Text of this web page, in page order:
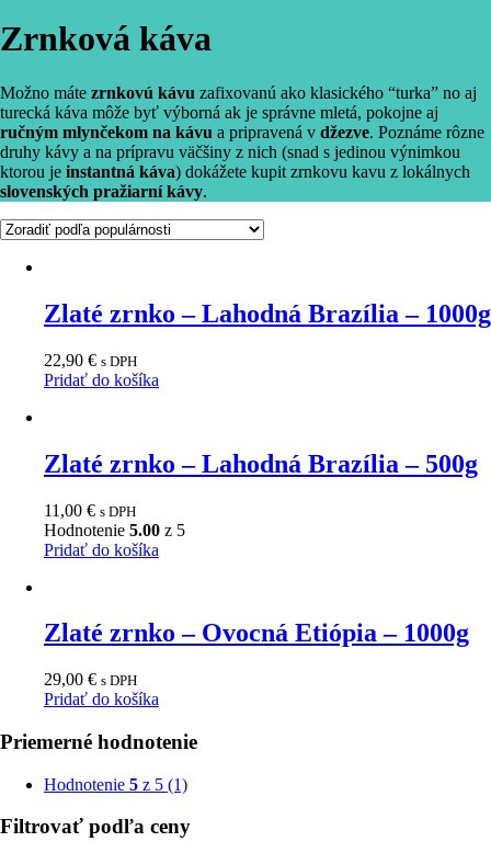
Zrnková káva
Možno máte zrnkovú kávu zafixovanú ako klasického “turka” no aj
turecká káva môže byť výborná ak je správne mletá, pokojne aj
ručným mlynčekom na kávu a pripravená v džezve. Poznáme rôzne
druhy kávy a na prípravu väčšiny z nich (snad s jedinou výnimkou
ktorou je instantná káva) dokážete kupit zrnkovu kavu z lokálnych
slovenských pražiarní kávy.
Zlaté zrnko – Lahodná Brazília – 1000g
22,90 € s DPH
Pridať do košíka
Zlaté zrnko – Lahodná Brazília – 500g
11,00 € s DPH
Hodnotenie 5.00 z 5
Pridať do košíka
Zlaté zrnko – Ovocná Etiópia – 1000g
29,00 € s DPH
Pridať do košíka
Priemerné hodnotenie
Hodnotenie 5 z 5 (1)
Filtrovať podľa ceny